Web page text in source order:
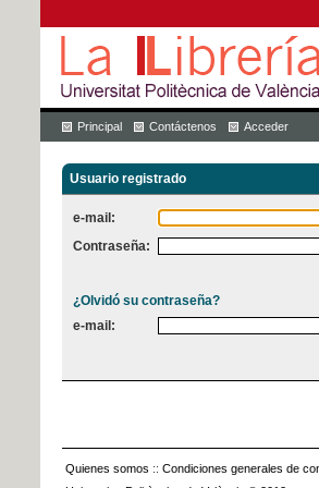
Principal Contáctenos Acceder
Usuario registrado
e-mail:
Contraseña:
¿Olvidó su contraseña?
e-mail:
Quienes somos :: Condiciones generales de